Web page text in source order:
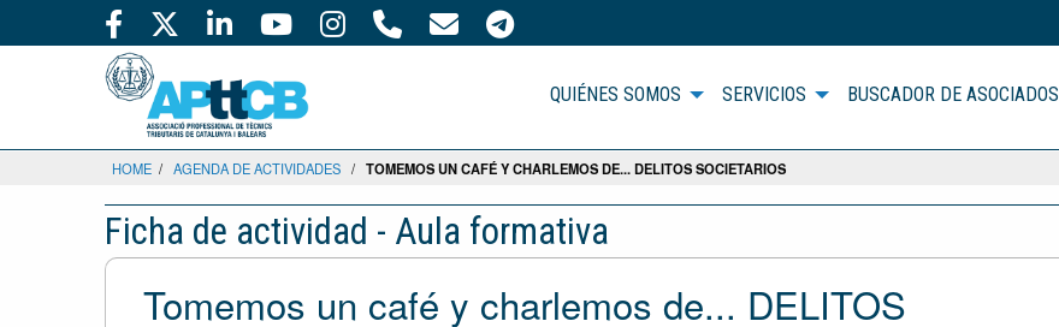
QUIÉNES SOMOS SERVICIOS BUSCADOR DE ASOCIADOS
HOME / AGENDA DE ACTIVIDADES / TOMEMOS UN CAFÉ Y CHARLEMOS DE... DELITOS SOCIETARIOS
Ficha de actividad - Aula formativa
Tomemos un café y charlemos de... DELITOS